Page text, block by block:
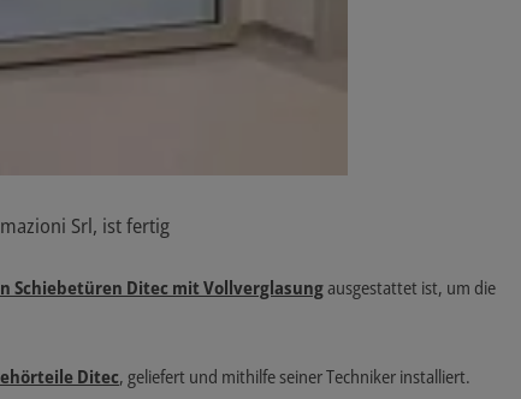
Srl, ist fertig
Schiebetüren Ditec mit Vollverglasungausgestattet ist, um die
Ditec, geliefert und mithilfe seiner Techniker installiert.